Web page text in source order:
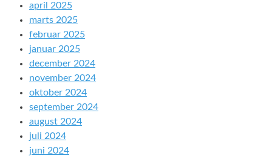
april 2025
marts 2025
februar 2025
januar 2025
december 2024
november 2024
oktober 2024
september 2024
august 2024
juli 2024
juni 2024